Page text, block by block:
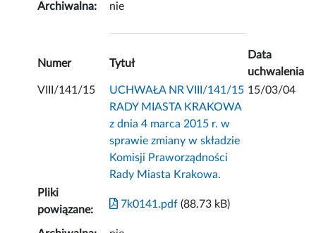
Archiwalna: nie
Numer Tytuł
Data
uchwalenia
VIII/141/15
UCHWAŁA NR VIII/141/15
RADY MIASTA KRAKOWA
z dnia 4 marca 2015 r. w
sprawie zmiany w składzie
Komisji Praworządności
Rady Miasta Krakowa.
15/03/04
Pliki
powiązane:
7k0141.pdf (88.73 kB)